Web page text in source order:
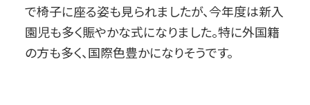
で椅子に座る姿も見られましたが、今年度は新入
園児も多く賑やかな式になりました。特に外国籍
の方も多く、国際色豊かになりそうです。